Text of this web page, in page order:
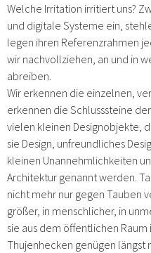
Welche Irritation irritiert uns?
und digitale Systeme ein,
legen ihren Referenzrahmen
wir nachvollziehen, an und in
abreiben.
Wir erkennen die einzelnen,
erkennen die Schlusssteine
vielen kleinen Designobjekte,
sie Design, unfreundliches
kleinen Unannehmlichkeiten
Architektur genannt werden.
nicht mehr nur gegen Tauben
größer, in menschlicher, in
sie aus dem öffentlichen
Thujenhecken genügen längst